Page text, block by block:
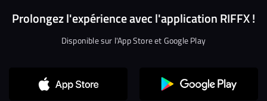
Prolongez l'expérience avec l'application RIFFX !
Disponible sur l'App Store et Google Play